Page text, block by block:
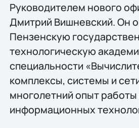
Руководителем нового
Дмитрий Вишневский. Он
Пензенскую
технологическую
специальности
комплексы, системы и
многолетний опыт
информационных